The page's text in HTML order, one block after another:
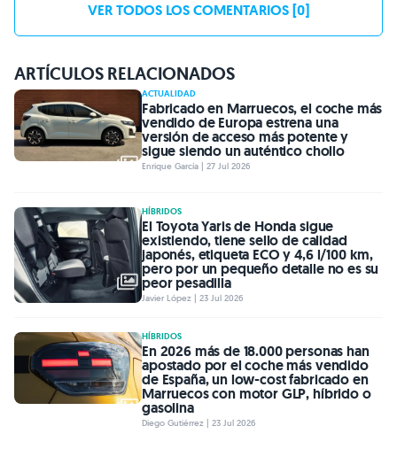
VER TODOS LOS COMENTARIOS [0]
ARTÍCULOS RELACIONADOS
ACTUALIDAD
Fabricado en Marruecos, el coche más
vendido de Europa estrena una
versión de acceso más potente y
sigue siendo un auténtico chollo
Enrique García | 27 Jul 2026
HÍBRIDOS
El Toyota Yaris de Honda sigue
existiendo, tiene sello de calidad
japonés, etiqueta ECO y 4,6 l/100 km,
pero por un pequeño detalle no es su
peor pesadilla
Javier López | 23 Jul 2026
HÍBRIDOS
En 2026 más de 18.000 personas han
apostado por el coche más vendido
de España, un low-cost fabricado en
Marruecos con motor GLP, híbrido o
gasolina
Diego Gutiérrez | 23 Jul 2026